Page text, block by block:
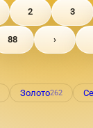
2 3
88 ›
Золото262